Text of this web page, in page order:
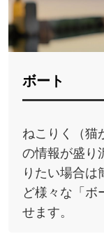
ボート
ねこりく（猫
の情報が盛り
りたい場合は
ど様々な「ボ
せます。